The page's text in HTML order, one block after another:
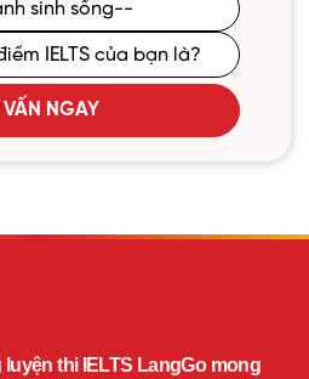
VẤN NGAY
thi IELTS LangGo mong